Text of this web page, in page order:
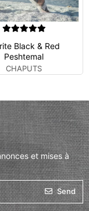
Black & Red
Peshtemal
CHAPUTS
et mises à
Send